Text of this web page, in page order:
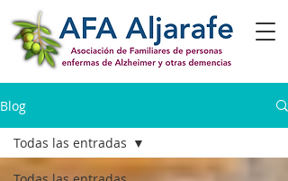
Blog
Todas las entradas